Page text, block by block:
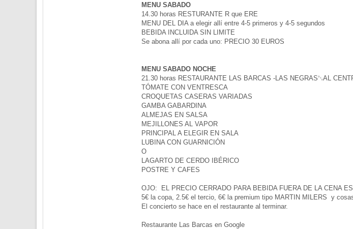
MENU SABADO
14.30 horas RESTURANTE R que ERE
MENU DEL DIA a elegir allí entre 4-5 primeros y 4-5 segundos
BEBIDA INCLUIDA SIN LIMITE
Se abona allí por cada uno: PRECIO 30 EUROS
MENU SABADO NOCHE
21.30 horas RESTAURANTE LAS BARCAS -LAS NEGRAS␂AL
TÓMATE CON VENTRESCA
CROQUETAS CASERAS VARIADAS
GAMBA GABARDINA
ALMEJAS EN SALSA
MEJILLONES AL VAPOR
PRINCIPAL A ELEGIR EN SALA
LUBINA CON GUARNICIÓN
O
LAGARTO DE CERDO IBÉRICO
POSTRE Y CAFES
OJO: EL PRECIO CERRADO PARA BEBIDA FUERA DE LA CENA
5€ la copa, 2.5€ el tercio, 6€ la premium tipo MARTIN MILERS y
El concierto se hace en el restaurante al terminar.
Restaurante Las Barcas en Google